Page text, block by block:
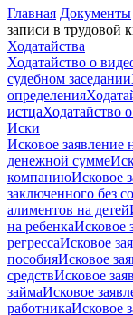
Главная Документы
записи в трудовой
Ходатайства
Ходатайство о
судебном заседании
определения
истцаХодатайство
Иски
Исковое заявление
денежной сумме
компаниюИсковое
заключенного без
алиментов на детей
на ребенкаИсковое
регрессаИсковое
пособияИсковое
средствИсковое
займаИсковое
работникаИсковое